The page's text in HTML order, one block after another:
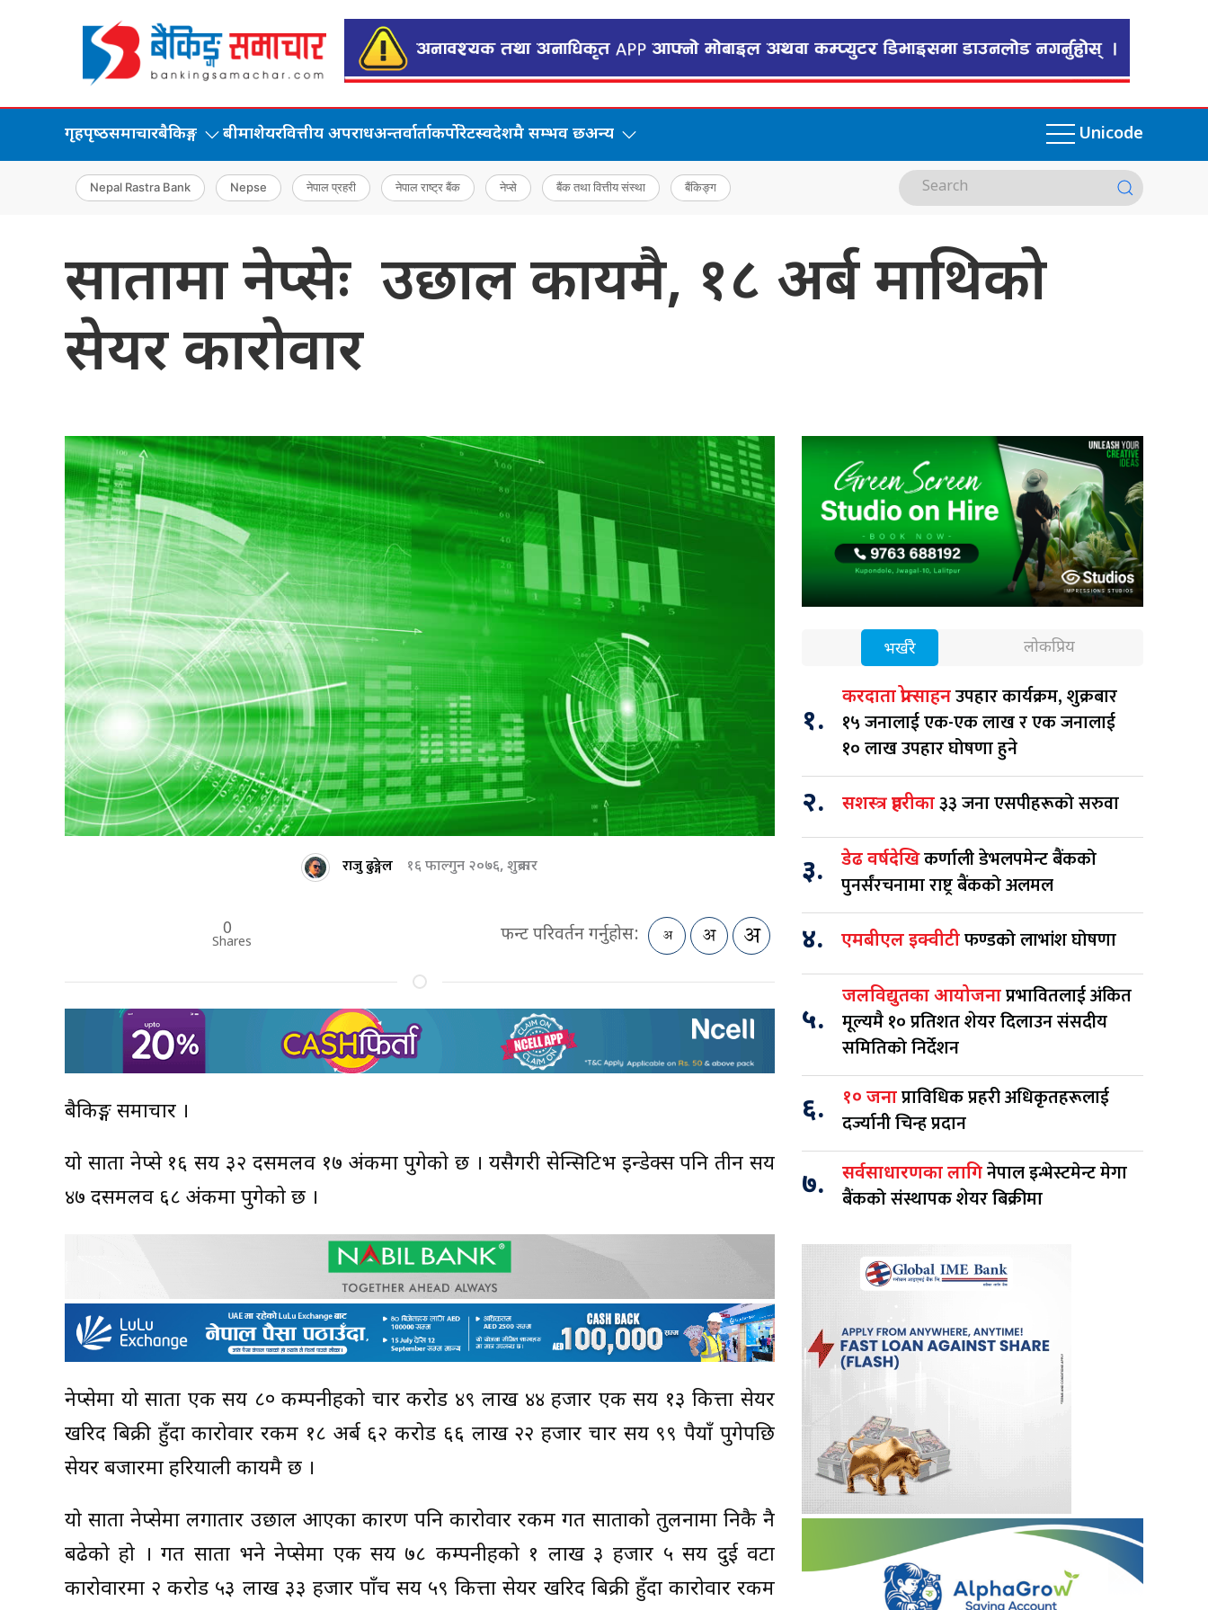
गृहपृष्‍ठसमाचारबैकिङ्ग बीमाशेयरवित्तीय अपराधअन्तर्वार्ताकर्पोरेटस्वदेशमै सम्भव छअन्य Unicode
Nepal Rastra Bank Nepse नेपाल प्रहरी नेपाल राष्ट्र बैंक नेप्से बैंक तथा वित्तीय संस्था बैंकिङ्ग
सातामा नेप्सेः उछाल कायमै, १८ अर्ब माथिको
सेयर कारोवार
राजु ढुङ्गेल १६ फाल्गुन २०७६, शुक्रबार
0
Shares फन्ट परिवर्तन गर्नुहोस:
बैकिङ्ग समाचार ।
यो साता नेप्से १६ सय ३२ दसमलव १७ अंकमा पुगेको छ । यसैगरी सेन्सिटिभ इन्डेक्स पनि तीन सय
४७ दसमलव ६८ अंकमा पुगेको छ ।
नेप्सेमा यो साता एक सय ८० कम्पनीहरुको चार करोड ४९ लाख ४४ हजार एक सय १३ कित्ता सेयर
खरिद बिक्री हुँदा कारोवार रकम १८ अर्ब ६२ करोड ६६ लाख २२ हजार चार सय ९९ रुपैयाँ पुगेपछि
सेयर बजारमा हरियाली कायमै छ ।
यो साता नेप्सेमा लगातार उछाल आएका कारण पनि कारोवार रकम गत साताको तुलनामा निकै नै
बढेको हो । गत साता भने नेप्सेमा एक सय ७८ कम्पनीहरुको १ लाख ३ हजार ५ सय दुई वटा
कारोवारमा २ करोड ५३ लाख ३३ हजार पाँच सय ५९ कित्ता सेयर खरिद बिक्री हुँदा कारोवार रकम
भर्खरै लोकप्रिय
१.
करदाता प्रोत्साहनउपहार कार्यक्रम, शुक्रबार
१५ जनालाई एक-एक लाख र एक जनालाई
१० लाख उपहार घोषणा हुने
२. सशस्त्र प्रहरीका३३ जना एसपीहरूको सरुवा
३. डेढ वर्षदेखिकर्णाली डेभलपमेन्ट बैंकको
पुनर्संरचनामा राष्ट्र बैंकको अलमल
४. एमबीएल इक्वीटीफण्डको लाभांश घोषणा
५.
जलविद्युतका आयोजनाप्रभावितलाई अंकित
मूल्यमै १० प्रतिशत शेयर दिलाउन संसदीय
समितिको निर्देशन
६. १० जनाप्राविधिक प्रहरी अधिकृतहरूलाई
दर्ज्यानी चिन्ह प्रदान
७. सर्वसाधारणका लागिनेपाल इन्भेस्टमेन्ट मेगा
बैंकको संस्थापक शेयर बिक्रीमा